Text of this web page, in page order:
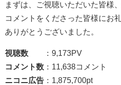
まずは、ご視聴いただいた皆様
コメントをくださった皆様にお
ありがとうございました。
視聴数
：9,173PV
コメント数 ：11,638コメント
ニコニ広告 ：1,875,700pt